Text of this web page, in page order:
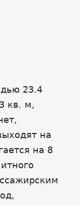
23.4
кв. м,
на
на 8